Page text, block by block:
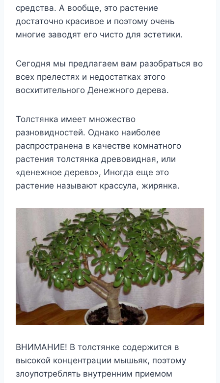
средства. А вообще, это растение
достаточно красивое и поэтому очень
многие заводят его чисто для эстетики.
Сегодня мы предлагаем вам разобраться во
всех прелестях и недостатках этого
восхитительного Денежного дерева.
Толстянка имеет множество
разновидностей. Однако наиболее
распространена в качестве комнатного
растения толстянка древовидная, или
«денежное дерево», Иногда еще это
растение называют крассула, жирянка.
ВНИМАНИЕ! В толстянке содержится в
высокой концентрации мышьяк, поэтому
злоупотреблять внутренним приемом